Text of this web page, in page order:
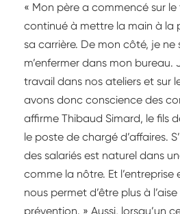
« Mon père a commencé sur
continué à mettre la main à la
sa carrière. De mon côté, je ne
m’enfermer dans mon bureau.
travail dans nos ateliers et sur
avons donc conscience des
affirme Thibaud Simard, le fils
le poste de chargé d’affaires.
des salariés est naturel dans
comme la nôtre. Et l’entreprise
nous permet d’être plus à
prévention. » Aussi, lorsqu’un